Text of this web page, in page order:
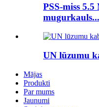
PSS-miss
mugurkauls...
UN lūzumu
Mājas
Produkti
Par mums
Jaunumi